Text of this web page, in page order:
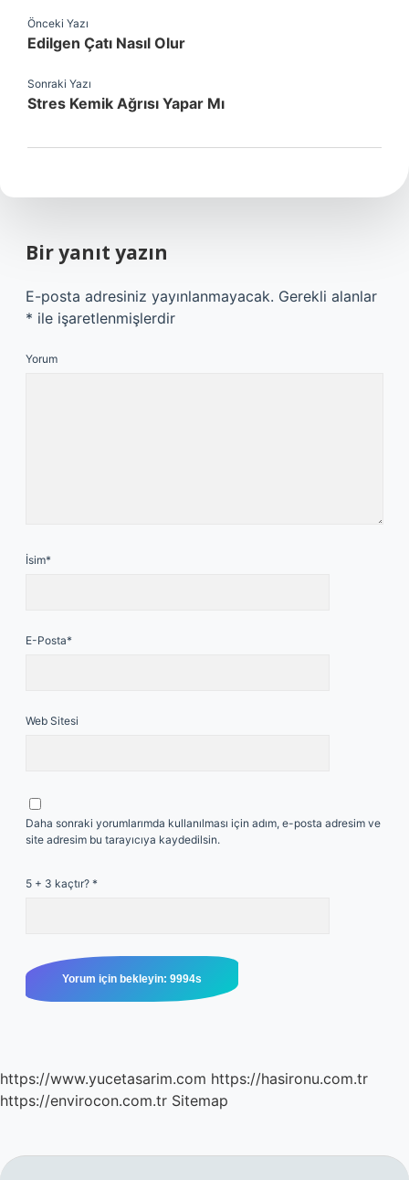
Önceki Yazı
Edilgen Çatı Nasıl Olur
Sonraki Yazı
Stres Kemik Ağrısı Yapar Mı
Bir yanıt yazın
E-posta adresiniz yayınlanmayacak. Gerekli alanlar
* ile işaretlenmişlerdir
Yorum
İsim*
E-Posta*
Web Sitesi
Daha sonraki yorumlarımda kullanılması için adım, e-posta adresim ve
site adresim bu tarayıcıya kaydedilsin.
5 + 3 kaçtır? *
https://www.yucetasarim.com https://hasironu.com.tr
https://envirocon.com.tr Sitemap